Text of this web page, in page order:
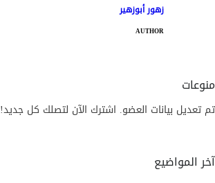
زهور أبوزهير
AUTHOR
منوعات
تم تعديل بيانات العضو. اشترك الآن لتصلك كل جديد!
آخر المواضيع